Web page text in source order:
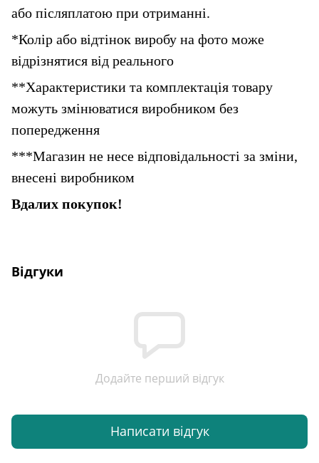
або післяплатою при отриманні.
*Колір або відтінок виробу на фото може
відрізнятися від реального
**Характеристики та комплектація товару
можуть змінюватися виробником без
попередження
***Магазин не несе відповідальності за зміни,
внесені виробником
Вдалих покупок!
Відгуки
Додайте перший відгук
Написати відгук